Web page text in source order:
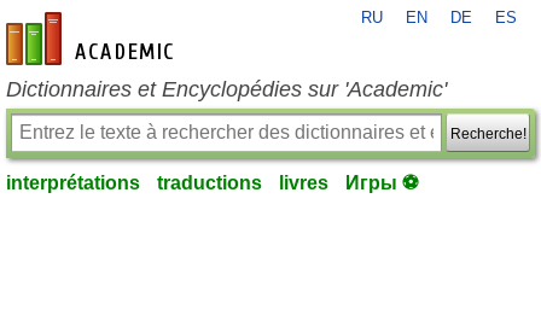
fr-academic.com
RU EN DE ES
Dictionnaires et Encyclopédies sur 'Academic'
Recherche!
interprétations traductions livres Игры ⚽